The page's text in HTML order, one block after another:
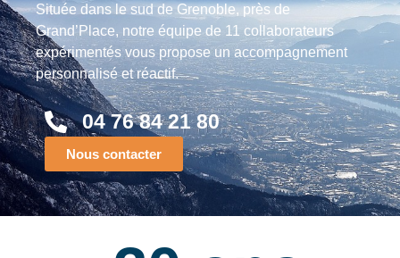
Située dans le sud de Grenoble, près de
Grand’Place, notre équipe de 11 collaborateurs
expérimentés vous propose un accompagnement
personnalisé et réactif.
04 76 84 21 80
Nous contacter